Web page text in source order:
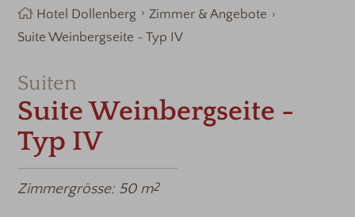
Hotel Dollenberg
Zimmer & Angebote
Suite Weinbergseite - Typ IV
Suiten
Suite Weinbergseite -
Typ IV
Zimmergrösse: 50 m2